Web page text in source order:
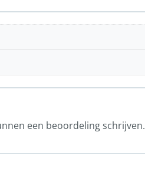
een beoordeling schrijven.